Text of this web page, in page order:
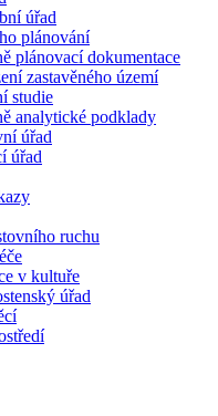
úřad
plánování
plánovací dokumentace
zastavěného území
studie
analytické podklady
úřad
úřad
ruchu
v kultuře
úřad